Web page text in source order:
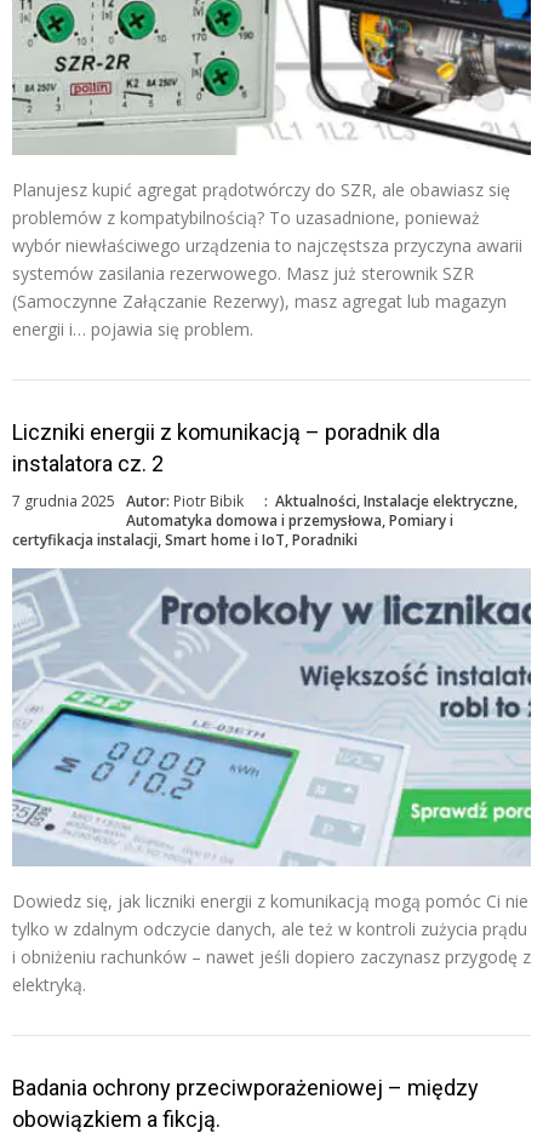
Planujesz kupić agregat prądotwórczy do SZR, ale obawiasz się
problemów z kompatybilnością? To uzasadnione, ponieważ
wybór niewłaściwego urządzenia to najczęstsza przyczyna awarii
systemów zasilania rezerwowego. Masz już sterownik SZR
(Samoczynne Załączanie Rezerwy), masz agregat lub magazyn
energii i… pojawia się problem.
Liczniki energii z komunikacją – poradnik dla
instalatora cz. 2
Autor: Piotr Bibik
7 grudnia 2025 : Aktualności,Instalacje elektryczne,
Automatyka domowa i przemysłowa,Pomiary i
certyfikacja instalacji,Smart home i IoT,Poradniki
Dowiedz się, jak liczniki energii z komunikacją mogą pomóc Ci nie
tylko w zdalnym odczycie danych, ale też w kontroli zużycia prądu
i obniżeniu rachunków – nawet jeśli dopiero zaczynasz przygodę z
elektryką.
Badania ochrony przeciwporażeniowej – między
obowiązkiem a fikcją.